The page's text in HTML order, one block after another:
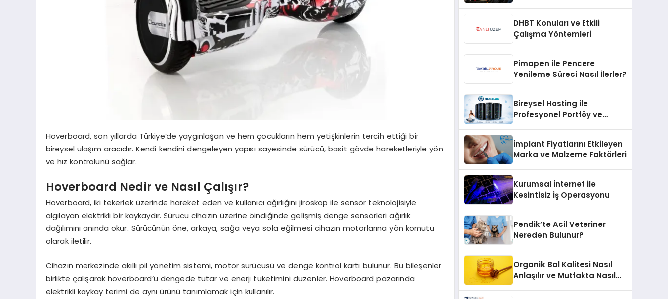
Hoverboard, son yıllarda Türkiye’de yaygınlaşan ve hem çocukların hem yetişkinlerin tercih ettiği bir
bireysel ulaşım aracıdır. Kendi kendini dengeleyen yapısı sayesinde sürücü, basit gövde hareketleriyle yön
ve hız kontrolünü sağlar.
Hoverboard Nedir ve Nasıl Çalışır?
Hoverboard, iki tekerlek üzerinde hareket eden ve kullanıcı ağırlığını jiroskop ile sensör teknolojisiyle
algılayan elektrikli bir kaykaydır. Sürücü cihazın üzerine bindiğinde gelişmiş denge sensörleri ağırlık
dağılımını anında okur. Sürücünün öne, arkaya, sağa veya sola eğilmesi cihazın motorlarına yön komutu
olarak iletilir.
Cihazın merkezinde akıllı pil yönetim sistemi, motor sürücüsü ve denge kontrol kartı bulunur. Bu bileşenler
birlikte çalışarak hoverboard’u dengede tutar ve enerji tüketimini düzenler. Hoverboard pazarında
elektrikli kaykay terimi de aynı ürünü tanımlamak için kullanılır.
DHBT Konuları ve Etkili
Çalışma Yöntemleri
Pimapen ile Pencere
Yenileme Süreci Nasıl İlerler?
Bireysel Hosting ile
Profesyonel Portföy ve
İmplant Fiyatlarını Etkileyen
Marka ve Malzeme Faktörleri
Kurumsal İnternet ile
Kesintisiz İş Operasyonu
Pendik’te Acil Veteriner
Nereden Bulunur?
Organik Bal Kalitesi Nasıl
Anlaşılır ve Mutfakta Nasıl